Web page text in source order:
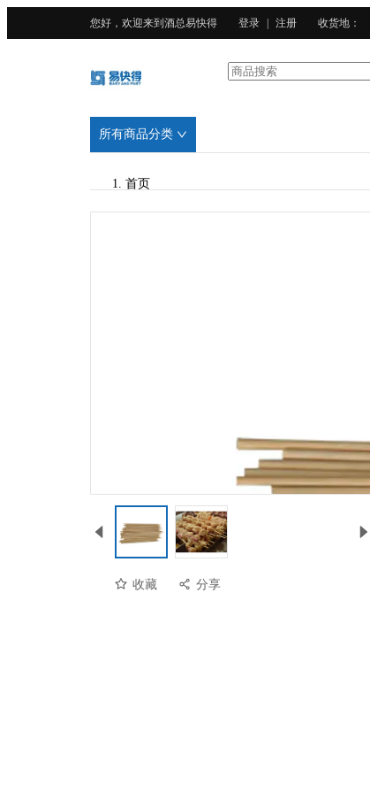
您好，欢迎来到酒总易快得 登录 注册 收货地 ：
所有商品分类
首页
收藏 分享